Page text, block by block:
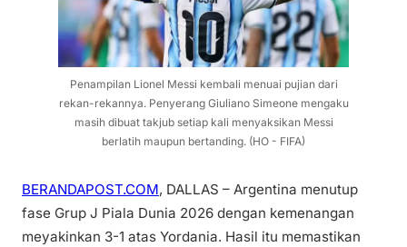
Penampilan Lionel Messi kembali menuai pujian dari
rekan-rekannya. Penyerang Giuliano Simeone mengaku
masih dibuat takjub setiap kali menyaksikan Messi
berlatih maupun bertanding. (HO - FIFA)
BERANDAPOST.COM, DALLAS – Argentina menutup
fase Grup J Piala Dunia 2026 dengan kemenangan
meyakinkan 3-1 atas Yordania. Hasil itu memastikan